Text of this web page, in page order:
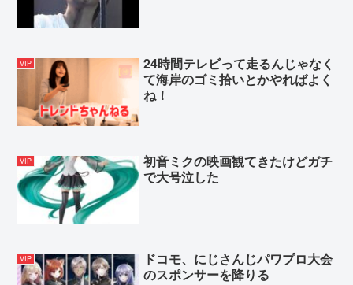
VIP
24時間テレビって走るんじゃなく
て海岸のゴミ拾いとかやればよく
ね！
VIP
初音ミクの映画観てきたけどガチ
で大号泣した
VIP
ドコモ、にじさんじパワプロ大会
のスポンサーを降りる